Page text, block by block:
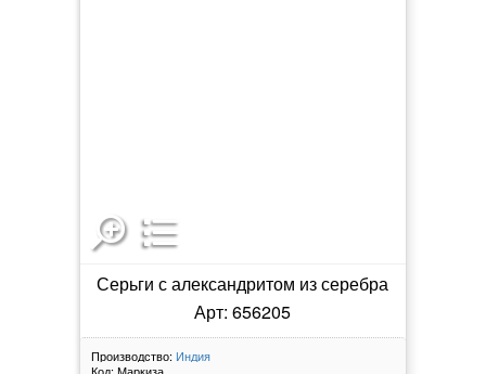
Серьги с александритом из серебра
Арт: 656205
Производство: Индия